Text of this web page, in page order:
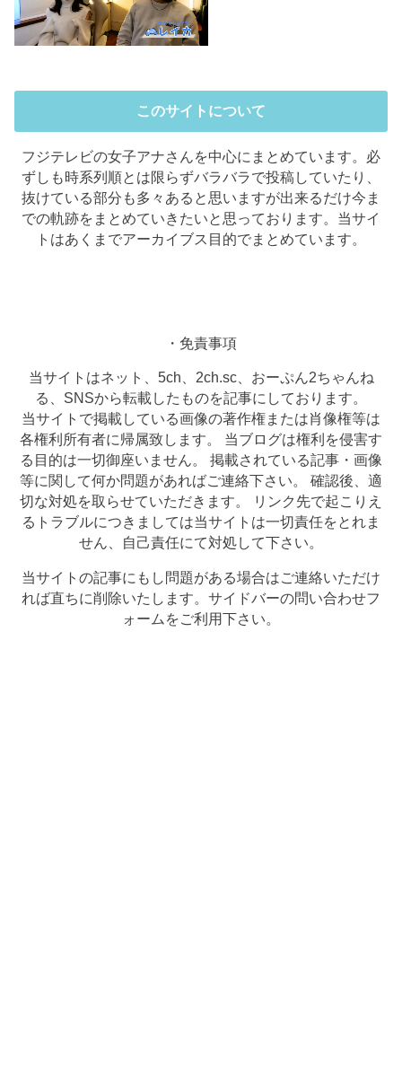
このサイトについて
フジテレビの女子アナさんを中心にまとめています。必
ずしも時系列順とは限らずバラバラで投稿していたり、
抜けている部分も多々あると思いますが出来るだけ今ま
での軌跡をまとめていきたいと思っております。当サイ
トはあくまでアーカイブス目的でまとめています。
・免責事項
当サイトはネット、5ch、2ch.sc、おーぷん2ちゃんね
る、SNSから転載したものを記事にしております。
当サイトで掲載している画像の著作権または肖像権等は
各権利所有者に帰属致します。 当ブログは権利を侵害す
る目的は一切御座いません。 掲載されている記事・画像
等に関して何か問題があればご連絡下さい。 確認後、適
切な対処を取らせていただきます。 リンク先で起こりえ
るトラブルにつきましては当サイトは一切責任をとれま
せん、自己責任にて対処して下さい。
当サイトの記事にもし問題がある場合はご連絡いただけ
れば直ちに削除いたします。サイドバーの問い合わせフ
ォームをご利用下さい。